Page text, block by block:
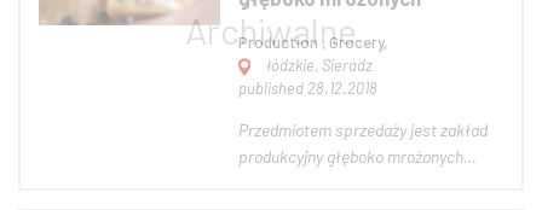
Production , Grocery,
łódzkie, Sieradz
published 28.12.2018
Przedmiotem sprzedaży jest zakład
produkcyjny głęboko mrożonych